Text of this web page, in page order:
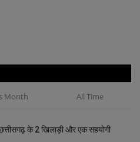
Month All Time
के 2 खिलाड़ी और एक सहयोगी